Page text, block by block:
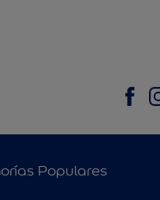
Populares